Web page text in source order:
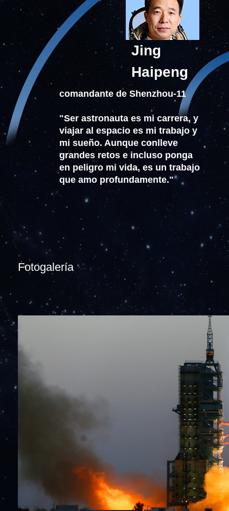
Jing
Haipeng
comandante de Shenzhou-11
"Ser astronauta es mi carrera, y
viajar al espacio es mi trabajo y
mi sueño. Aunque conlleve
grandes retos e incluso ponga
en peligro mi vida, es un trabajo
que amo profundamente."
Fotogalería